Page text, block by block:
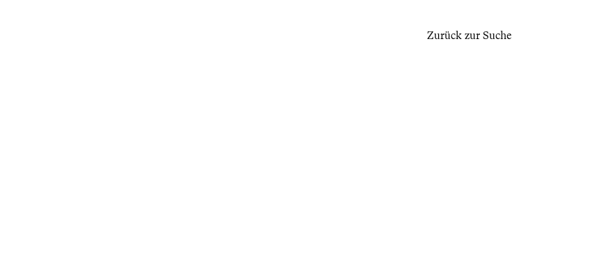
Zurück zur Suche